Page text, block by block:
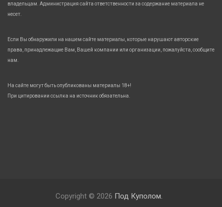
владельцам. Администрация сайта ответственности за содержание материала не
несет.
Если Вы обнаружили на нашем сайте материалы, которые нарушают авторские
права, принадлежащие Вам, Вашей компании или организации, пожалуйста, сообщите
нам.
На сайте могут быть опубликованы материалы 18+!
При цитировании ссылка на источник обязательна.
Copyright © 2026 Под Куполом.